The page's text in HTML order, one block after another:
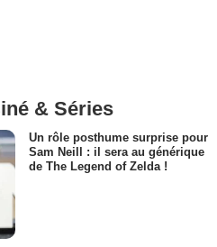
& Séries
Un rôle posthume surprise pour
Sam Neill : il sera au générique
de The Legend of Zelda !